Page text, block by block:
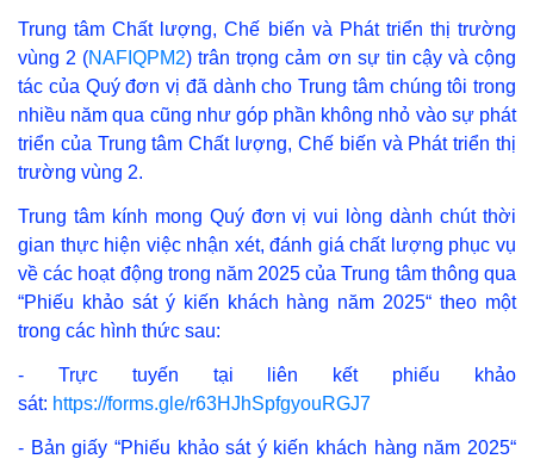
Trung tâm Chất lượng, Chế biến và Phát triển thị trường
vùng 2 (NAFIQPM2) trân trọng cảm ơn sự tin cậy và cộng
tác của Quý đơn vị đã dành cho Trung tâm chúng tôi trong
nhiều năm qua cũng như góp phần không nhỏ vào sự phát
triển của Trung tâm Chất lượng, Chế biến và Phát triển thị
trường vùng 2.
Trung tâm kính mong Quý đơn vị vui lòng dành chút thời
gian thực hiện việc nhận xét, đánh giá chất lượng phục vụ
về các hoạt động trong năm 2025 của Trung tâm thông qua
“Phiếu khảo sát ý kiến khách hàng năm 2025“ theo một
trong các hình thức sau:
- Trực tuyến tại liên kết phiếu khảo
sát: https://forms.gle/r63HJhSpfgyouRGJ7
- Bản giấy “Phiếu khảo sát ý kiến khách hàng năm 2025“